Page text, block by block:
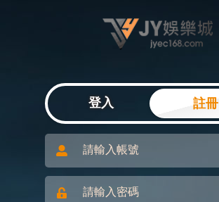
登入 註冊
請輸入帳號
請輸入密碼